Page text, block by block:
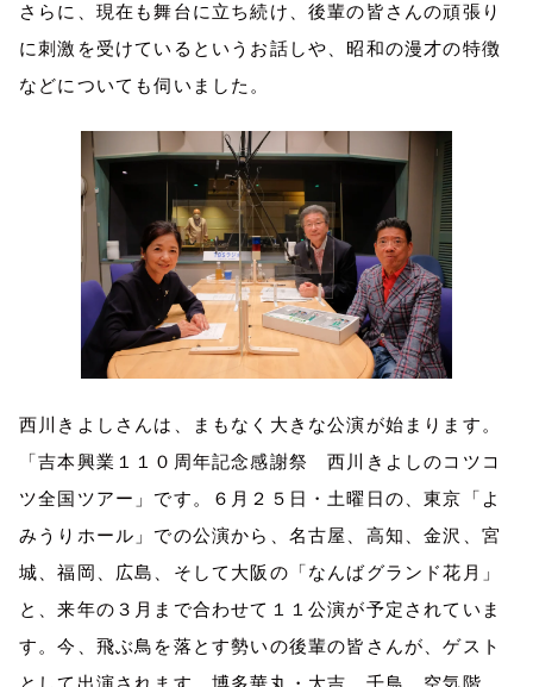
さらに、現在も舞台に立ち続け、後輩の皆さんの頑張り
に刺激を受けているというお話しや、昭和の漫才の特徴
などについても伺いました。
西川きよしさんは、まもなく大きな公演が始まります。
「吉本興業１１０周年記念感謝祭 西川きよしのコツコ
ツ全国ツアー」です。６月２５日・土曜日の、東京「よ
みうりホール」での公演から、名古屋、高知、金沢、宮
城、福岡、広島、そして大阪の「なんばグランド花月」
と、来年の３月まで合わせて１１公演が予定されていま
す。今、飛ぶ鳥を落とす勢いの後輩の皆さんが、ゲスト